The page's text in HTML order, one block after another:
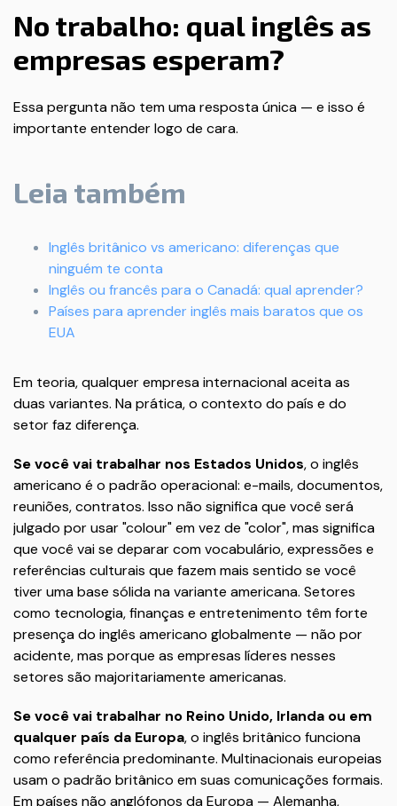
No trabalho: qual inglês as
empresas esperam?
Essa pergunta não tem uma resposta única — e isso é
importante entender logo de cara.
Leia também
Inglês britânico vs americano: diferenças que
ninguém te conta
Inglês ou francês para o Canadá: qual aprender?
Países para aprender inglês mais baratos que os
EUA
Em teoria, qualquer empresa internacional aceita as
duas variantes. Na prática, o contexto do país e do
setor faz diferença.
Se você vai trabalhar nos Estados Unidos, o inglês
americano é o padrão operacional: e-mails, documentos,
reuniões, contratos. Isso não significa que você será
julgado por usar "colour" em vez de "color", mas significa
que você vai se deparar com vocabulário, expressões e
referências culturais que fazem mais sentido se você
tiver uma base sólida na variante americana. Setores
como tecnologia, finanças e entretenimento têm forte
presença do inglês americano globalmente — não por
acidente, mas porque as empresas líderes nesses
setores são majoritariamente americanas.
Se você vai trabalhar no Reino Unido, Irlanda ou em
qualquer país da Europa, o inglês britânico funciona
como referência predominante. Multinacionais europeias
usam o padrão britânico em suas comunicações formais.
Em países não anglófonos da Europa — Alemanha,